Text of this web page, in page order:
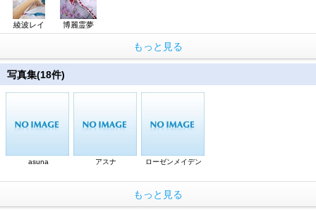
綾波レイ 博麗霊夢
もっと見る
写真集(18件)
asuna アスナ ローゼンメイデン
もっと見る